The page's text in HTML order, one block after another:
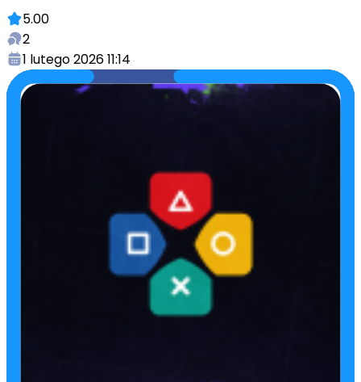
5.00
2
1 lutego 2026 11:14